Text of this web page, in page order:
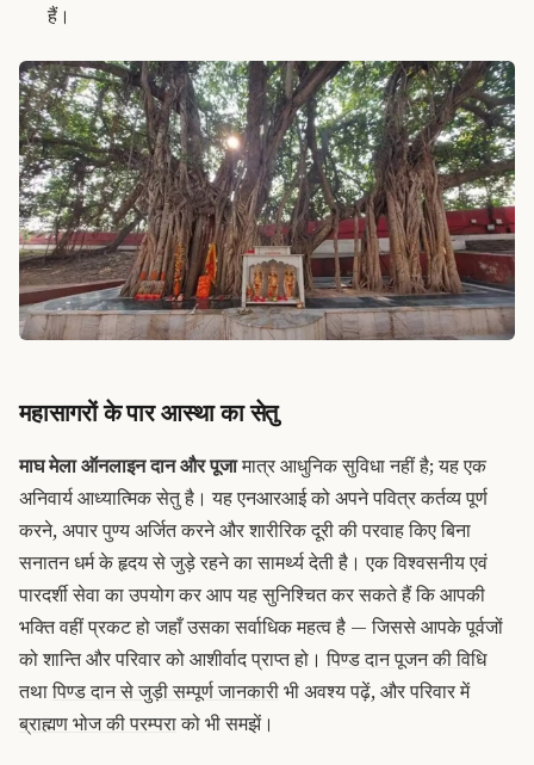
हैं।
महासागरों के पार आस्था का सेतु
माघ मेला ऑनलाइन दान और पूजामात्र आधुनिक सुविधा नहीं है; यह एक
अनिवार्य आध्यात्मिक सेतु है। यह एनआरआई को अपने पवित्र कर्तव्य पूर्ण
करने, अपार पुण्य अर्जित करने और शारीरिक दूरी की परवाह किए बिना
सनातन धर्म के हृदय से जुड़े रहने का सामर्थ्य देती है। एक विश्वसनीय एवं
पारदर्शी सेवा का उपयोग कर आप यह सुनिश्चित कर सकते हैं कि आपकी
भक्ति वहीं प्रकट हो जहाँ उसका सर्वाधिक महत्व है — जिससे आपके पूर्वजों
को शान्ति और परिवार को आशीर्वाद प्राप्त हो।पिण्ड दान पूजन की विधि
तथापिण्ड दान से जुड़ी सम्पूर्ण जानकारीभी अवश्य पढ़ें, और परिवार में
ब्राह्मण भोज की परम्पराको भी समझें।